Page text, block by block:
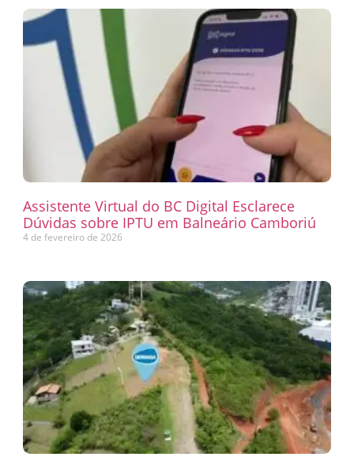
Assistente Virtual do BC Digital Esclarece
Dúvidas sobre IPTU em Balneário Camboriú
4 de fevereiro de 2026